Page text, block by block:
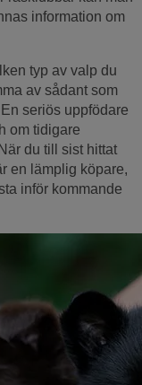
information om
typ av valp du
av sådant som
seriös uppfödare
om tidigare
du till sist hittat
en lämplig köpare,
inför kommande